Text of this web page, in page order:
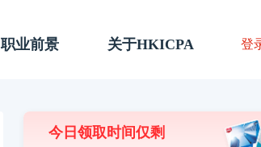
职业前景 关于HKICPA 登
今日领取时间仅剩